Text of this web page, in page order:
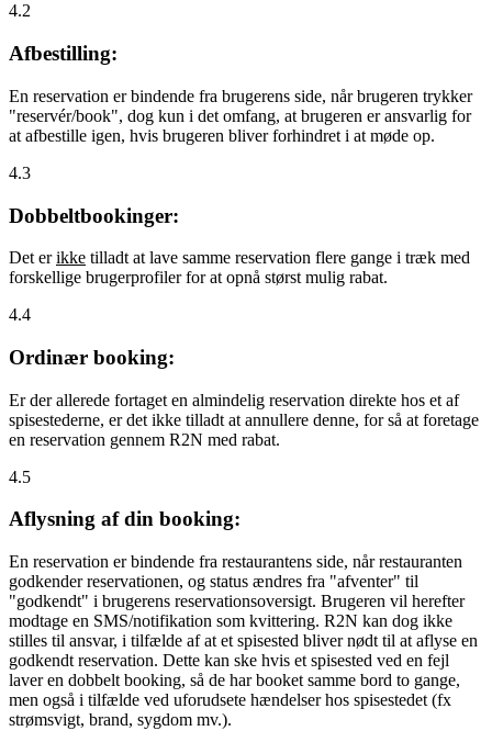
4.2
Afbestilling:
En reservation er bindende fra brugerens side, når brugeren trykker
"reservér/book", dog kun i det omfang, at brugeren er ansvarlig for
at afbestille igen, hvis brugeren bliver forhindret i at møde op.
4.3
Dobbeltbookinger:
Det erikke tilladt at lave samme reservation flere gange i træk med
forskellige brugerprofiler for at opnå størst mulig rabat.
4.4
Ordinær booking:
Er der allerede fortaget en almindelig reservation direkte hos et af
spisestederne, er det ikke tilladt at annullere denne, for så at foretage
en reservation gennem R2N med rabat.
4.5
Aflysning af din booking:
En reservation er bindende fra restaurantens side, når restauranten
godkender reservationen, og status ændres fra "afventer" til
"godkendt" i brugerens reservationsoversigt. Brugeren vil herefter
modtage en SMS/notifikation som kvittering. R2N kan dog ikke
stilles til ansvar, i tilfælde af at et spisested bliver nødt til at aflyse en
godkendt reservation. Dette kan ske hvis et spisested ved en fejl
laver en dobbelt booking, så de har booket samme bord to gange,
men også i tilfælde ved uforudsete hændelser hos spisestedet (fx
strømsvigt, brand, sygdom mv.).